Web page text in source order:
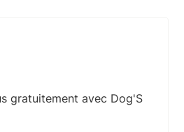
gratuitement avec Dog'S